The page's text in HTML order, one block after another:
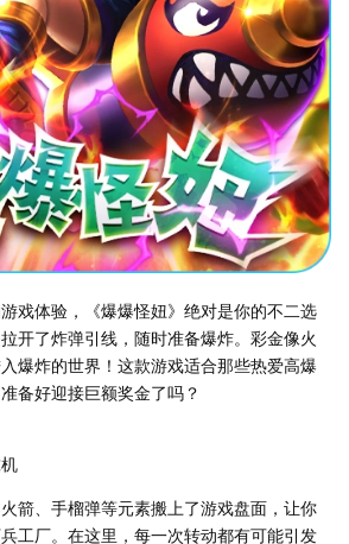
戏体验，《爆爆怪妞》绝对是你的不二选
开了炸弹引线，随时准备爆炸。彩金像火
爆炸的世界！这款游戏适合那些热爱高爆
备好迎接巨额奖金了吗？
火箭、手榴弹等元素搬上了游戏盘面，让你
工厂。在这里，每一次转动都有可能引发